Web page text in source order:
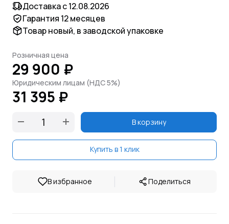
Доставка с 12.08.2026
Гарантия 12 месяцев
Товар новый, в заводской упаковке
Розничная цена
29 900 ₽
Юридическим лицам (НДС 5%)
31 395 ₽
В корзину
Купить в 1 клик
В избранное | Поделиться